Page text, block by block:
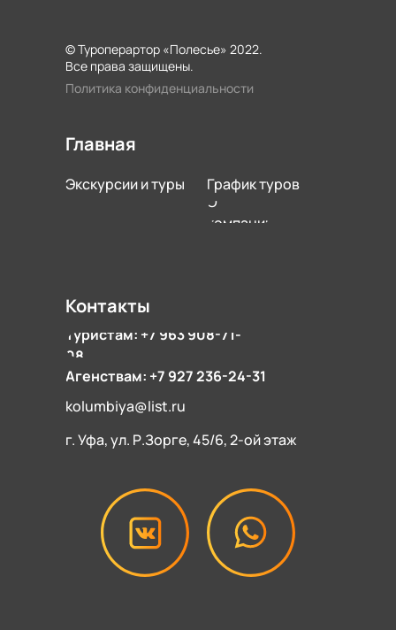
© Туроперартор «Полесье» 2022.
Все права защищены.
Контакты
Туристам: +7 963 908-71-
08
Агенствам: +7 927 236-24-31
г. Уфа, ул. Р.Зорге, 45/6, 2-ой этаж
kolumbiya@list.ru
Главная
Экскурсии и туры
График туров
О
компании
Политика конфиденциальности